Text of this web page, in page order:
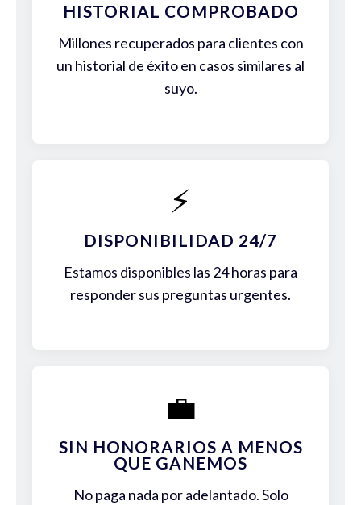
HISTORIAL COMPROBADO
Millones recuperados para clientes con
un historial de éxito en casos similares al
suyo.
⚡
DISPONIBILIDAD 24/7
Estamos disponibles las 24 horas para
responder sus preguntas urgentes.
💼
SIN HONORARIOS A MENOS
QUE GANEMOS
No paga nada por adelantado. Solo